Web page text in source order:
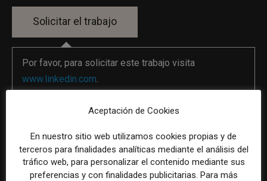
Por favor, para solicitar este trabajo visita
www.linkedin.com.
ofertas se ha realizado con la asistencia de herramientas
de inteligencia artificial, siempre bajo supervisión
humana.
Aceptación de Cookies
En nuestro sitio web utilizamos cookies propias y de
terceros para finalidades analíticas mediante el análisis del
tráfico web, para personalizar el contenido mediante sus
preferencias y con finalidades publicitarias. Para más